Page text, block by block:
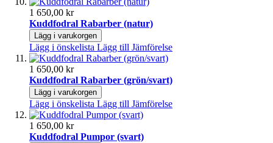
1 650,00 kr
Kuddfodral Rabarber (natur)
Lägg i varukorgen
Lägg i önskelista Lägg till Jämförelse
1 650,00 kr
Kuddfodral Rabarber (grön/svart)
Lägg i varukorgen
Lägg i önskelista Lägg till Jämförelse
1 650,00 kr
Kuddfodral Pumpor (svart)